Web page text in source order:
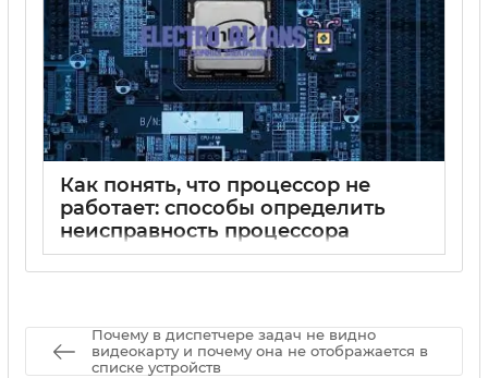
Как понять, что процессор не
работает: способы определить
неисправность процессора
Почему в диспетчере задач не видно
видеокарту и почему она не отображается в
списке устройств